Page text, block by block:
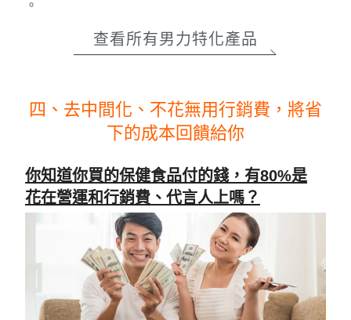
。
查看所有男力特化產品
四、去中間化、不花無用行銷費，將省
下的成本回饋給你
你知道你買的保健食品付的錢，有80%是
花在營運和行銷費、代言人上嗎？